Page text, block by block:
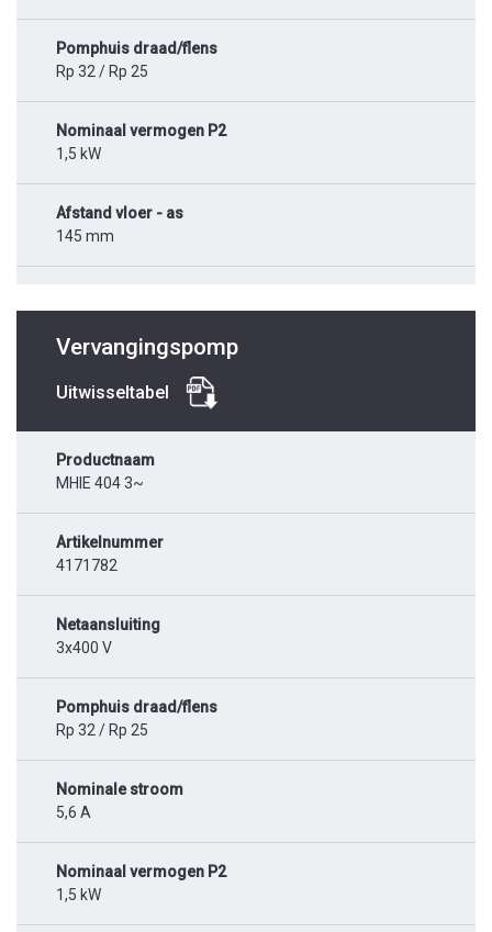
Pomphuis draad/flens
Rp 32 / Rp 25
Nominaal vermogen P2
1,5 kW
Afstand vloer - as
145 mm
Vervangingspomp
Uitwisseltabel
Productnaam
MHIE 404 3~
Artikelnummer
4171782
Netaansluiting
3x400 V
Pomphuis draad/flens
Rp 32 / Rp 25
Nominale stroom
5,6 A
Nominaal vermogen P2
1,5 kW